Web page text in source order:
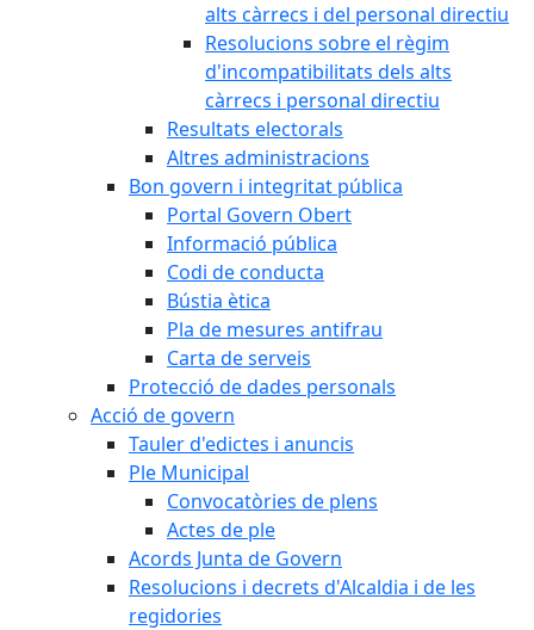
alts càrrecs i del personal directiu
Resolucions sobre el règim
d'incompatibilitats dels alts
càrrecs i personal directiu
Resultats electorals
Altres administracions
Bon govern i integritat pública
Portal Govern Obert
Informació pública
Codi de conducta
Bústia ètica
Pla de mesures antifrau
Carta de serveis
Protecció de dades personals
Acció de govern
Tauler d'edictes i anuncis
Ple Municipal
Convocatòries de plens
Actes de ple
Acords Junta de Govern
Resolucions i decrets d'Alcaldia i de les
regidories